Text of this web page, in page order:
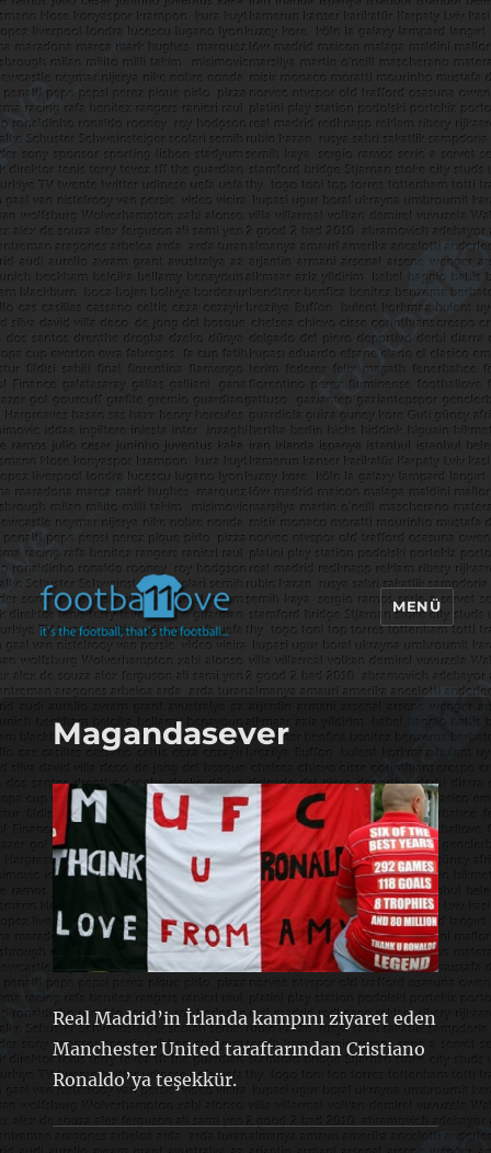
footbaLLove
MENÜ
Magandasever
Real Madrid’in İrlanda kampını ziyaret eden
Manchester United taraftarından Cristiano
Ronaldo’ya teşekkür.